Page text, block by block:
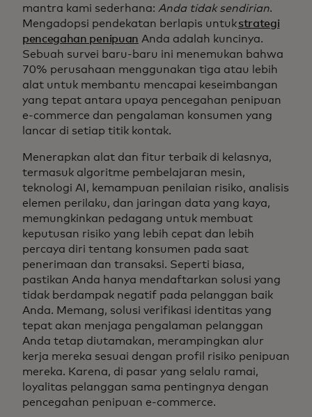
mantra kami sederhana: Anda tidak sendirian.
Mengadopsi pendekatan berlapis untukstrategi
pencegahan penipuan Anda adalah kuncinya.
Sebuah survei baru-baru ini menemukan bahwa
70% perusahaan menggunakan tiga atau lebih
alat untuk membantu mencapai keseimbangan
yang tepat antara upaya pencegahan penipuan
e-commerce dan pengalaman konsumen yang
lancar di setiap titik kontak.
Menerapkan alat dan fitur terbaik di kelasnya,
termasuk algoritme pembelajaran mesin,
teknologi AI, kemampuan penilaian risiko, analisis
elemen perilaku, dan jaringan data yang kaya,
memungkinkan pedagang untuk membuat
keputusan risiko yang lebih cepat dan lebih
percaya diri tentang konsumen pada saat
penerimaan dan transaksi. Seperti biasa,
pastikan Anda hanya mendaftarkan solusi yang
tidak berdampak negatif pada pelanggan baik
Anda. Memang, solusi verifikasi identitas yang
tepat akan menjaga pengalaman pelanggan
Anda tetap diutamakan, merampingkan alur
kerja mereka sesuai dengan profil risiko penipuan
mereka. Karena, di pasar yang selalu ramai,
loyalitas pelanggan sama pentingnya dengan
pencegahan penipuan e-commerce.